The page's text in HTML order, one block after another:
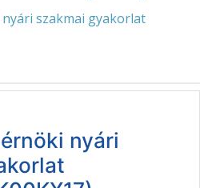
szakmai gyakorlat
nyári